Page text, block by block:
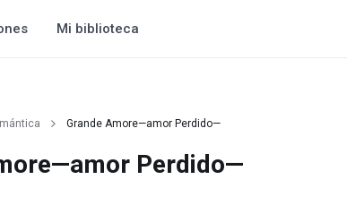
Mi biblioteca
Grande Amore—amor Perdido—
Perdido—